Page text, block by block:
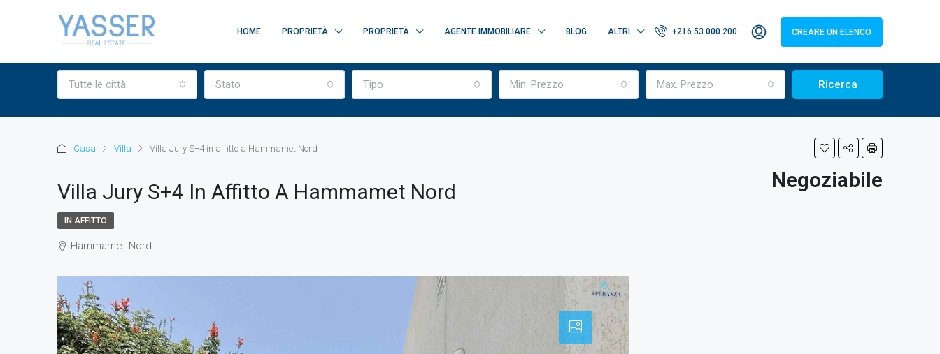
HOME PROPRIETÀ PROPRIETÀ AGENTE IMMOBILIARE BLOG ALTRI +216 53 000 200 CREARE UN ELENCO
Tutte le città Stato Tipo Min. Prezzo Max. Prezzo Ricerca
Casa Villa Villa Jury S+4 in affitto a Hammamet Nord
Villa Jury S+4 In Affitto A Hammamet Nord Negoziabile
IN AFFITTO
Hammamet Nord